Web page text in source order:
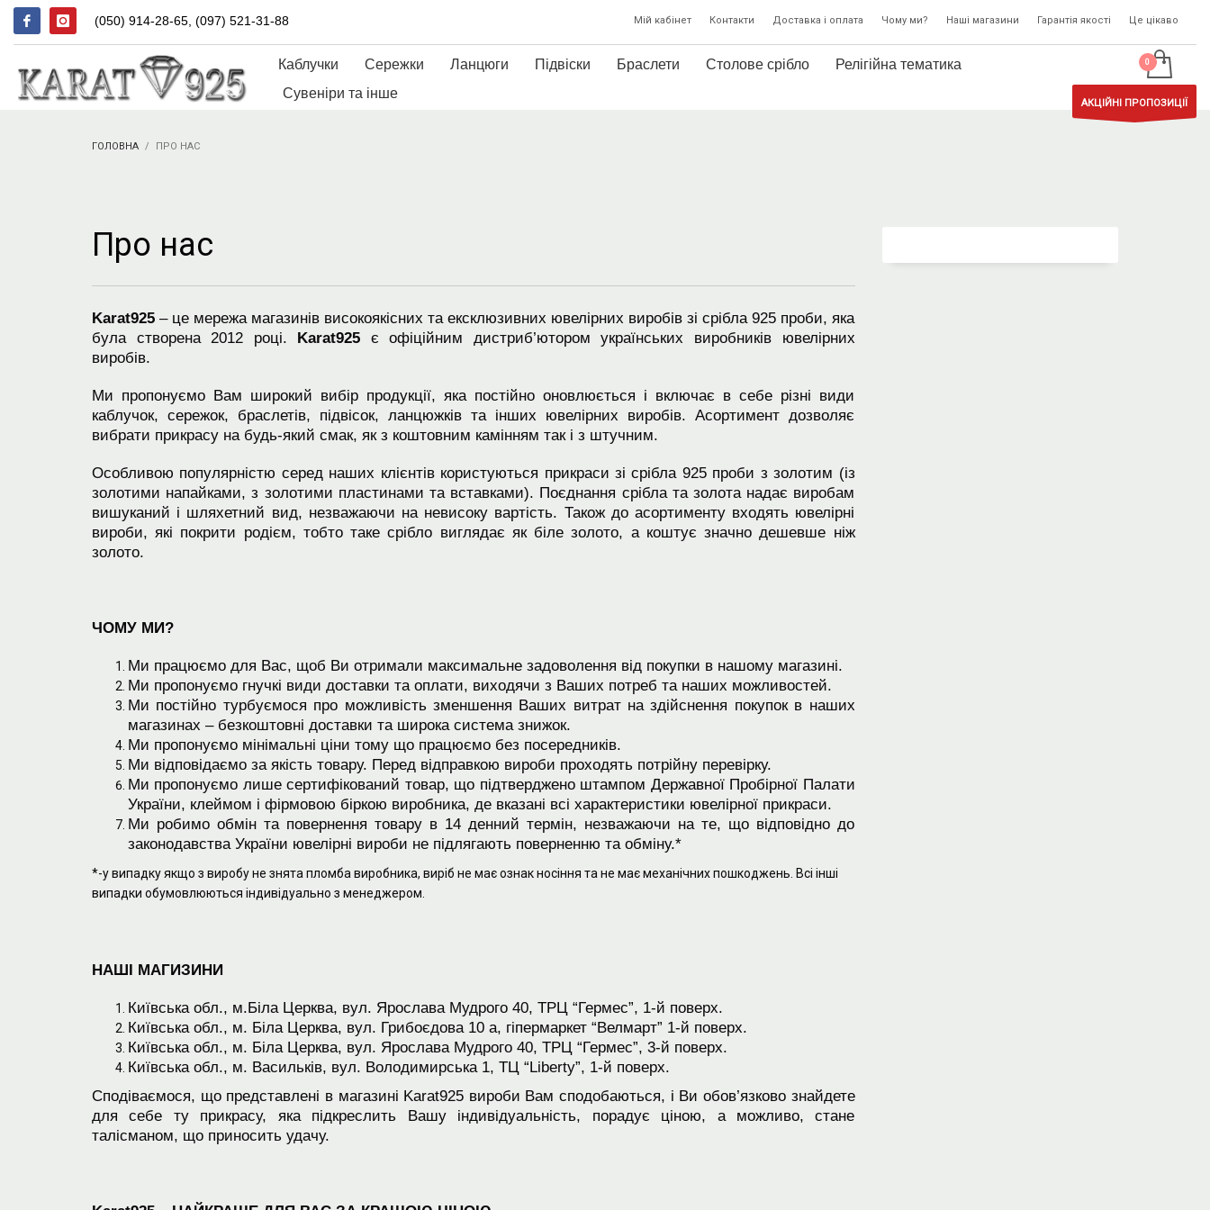
(050) 914-28-65, (097) 521-31-88 Мій кабінет Контакти Доставка і оплата Чому ми? Наші магазини Гарантія якості Це цікаво
Каблучки Сережки Ланцюги Підвіски Браслети Столове срібло
Релігійна тематика
Сувеніри та інше
АКЦІЙНІ ПРОПОЗИЦІЇ
ГОЛОВНА ПРО НАС
Про нас
Karat925 – це мережа магазинів високоякісних та ексклюзивних ювелірних виробів зі срібла 925 проби, яка
була створена 2012 році. Karat925 є офіційним дистриб’ютором українських виробників ювелірних
виробів.
Ми пропонуємо Вам широкий вибір продукції, яка постійно оновлюється і включає в себе різні види
каблучок, сережок, браслетів, підвісок, ланцюжків та інших ювелірних виробів. Асортимент дозволяє
вибрати прикрасу на будь-який смак, як з коштовним камінням так і з штучним.
Особливою популярністю серед наших клієнтів користуються прикраси зі срібла 925 проби з золотим (із
золотими напайками, з золотими пластинами та вставками). Поєднання срібла та золота надає виробам
вишуканий і шляхетний вид, незважаючи на невисоку вартість. Також до асортименту входять ювелірні
вироби, які покрити родієм, тобто таке срібло виглядає як біле золото, а коштує значно дешевше ніж
золото.
ЧОМУ МИ?
Ми працюємо для Вас, щоб Ви отримали максимальне задоволення від покупки в нашому магазині.
Ми пропонуємо гнучкі види доставки та оплати, виходячи з Ваших потреб та наших можливостей.
Ми постійно турбуємося про можливість зменшення Ваших витрат на здійснення покупок в наших
магазинах – безкоштовні доставки та широка система знижок.
Ми пропонуємо мінімальні ціни тому що працюємо без посередників.
Ми відповідаємо за якість товару. Перед відправкою вироби проходять потрійну перевірку.
Ми пропонуємо лише сертифікований товар, що підтверджено штампом Державної Пробірної Палати
України, клеймом і фірмовою біркою виробника, де вказані всі характеристики ювелірної прикраси.
Ми робимо обмін та повернення товару в 14 денний термін, незважаючи на те, що відповідно до
законодавства України ювелірні вироби не підлягають поверненню та обміну.*
*-у випадку якщо з виробу не знята пломба виробника, виріб не має ознак носіння та не має механічних пошкоджень. Всі інші
випадки обумовлюються індивідуально з менеджером.
НАШІ МАГИЗИНИ
Київська обл., м.Біла Церква, вул. Ярослава Мудрого 40, ТРЦ “Гермес”, 1-й поверх.
Київська обл., м. Біла Церква, вул. Грибоєдова 10 а, гіпермаркет “Велмарт” 1-й поверх.
Київська обл., м. Біла Церква, вул. Ярослава Мудрого 40, ТРЦ “Гермес”, 3-й поверх.
Київська обл., м. Васильків, вул. Володимирська 1, ТЦ “Liberty”, 1-й поверх.
Сподіваємося, що представлені в магазині Karat925 вироби Вам сподобаються, і Ви обов’язково знайдете
для себе ту прикрасу, яка підкреслить Вашу індивідуальність, порадує ціною, а можливо, стане
талісманом, що приносить удачу.